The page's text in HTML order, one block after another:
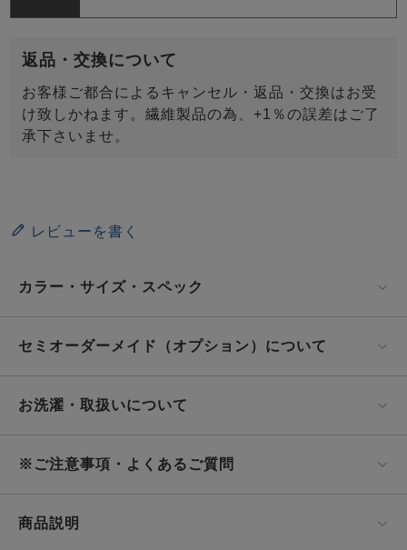
返品・交換について
お客様ご都合によるキャンセル・返品・交換はお受
け致しかねます。繊維製品の為、+1％の誤差はご了
承下さいませ。
レビューを書く
カラー・サイズ・スペック
セミオーダーメイド（オプション）について
お洗濯・取扱いについて
※ご注意事項・よくあるご質問
商品説明